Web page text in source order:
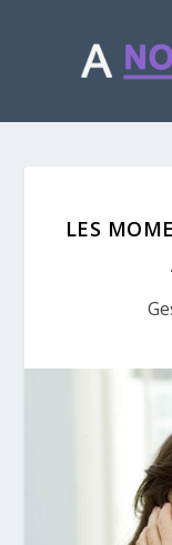
LES